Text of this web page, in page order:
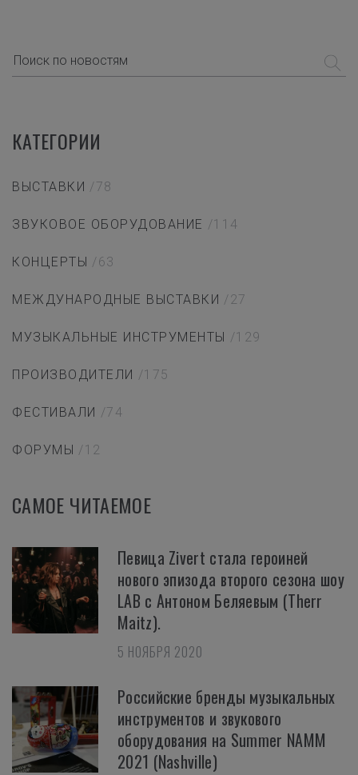
КАТЕГОРИИ
ВЫСТАВКИ /78
ЗВУКОВОЕ ОБОРУДОВАНИЕ /114
КОНЦЕРТЫ /63
МЕЖДУНАРОДНЫЕ ВЫСТАВКИ /27
МУЗЫКАЛЬНЫЕ ИНСТРУМЕНТЫ /129
ПРОИЗВОДИТЕЛИ /175
ФЕСТИВАЛИ /74
ФОРУМЫ /12
САМОЕ ЧИТАЕМОЕ
Певица Zivert стала героиней
нового эпизода второго сезона шоу
LAB с Антоном Беляевым (Therr
Maitz).
5 НОЯБРЯ 2020
Российские бренды музыкальных
инструментов и звукового
оборудования на Summer NAMM
2021 (Nashville)